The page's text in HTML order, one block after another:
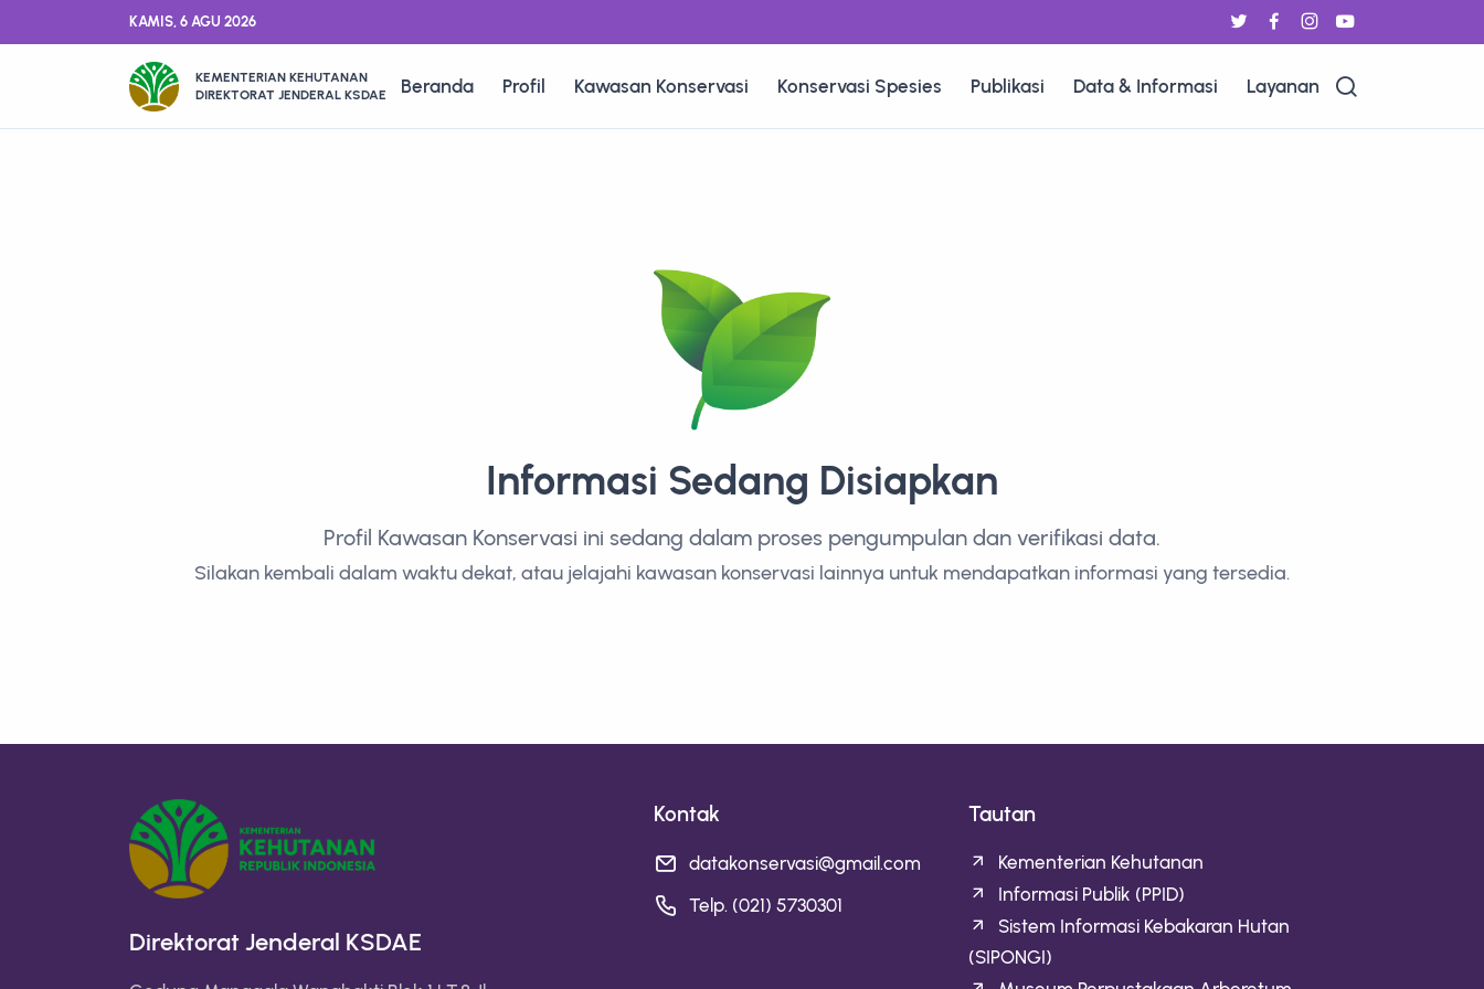
KAMIS, 6 AGU 2026
KEMENTERIAN KEHUTANAN
DIREKTORAT JENDERAL KSDAE
Beranda Profil Kawasan Konservasi Konservasi Spesies Publikasi Data & Informasi Layanan
Informasi Sedang Disiapkan
Profil Kawasan Konservasi ini sedang dalam proses pengumpulan dan verifikasi data.
Silakan kembali dalam waktu dekat, atau jelajahi kawasan konservasi lainnya untuk mendapatkan informasi yang tersedia.
Direktorat Jenderal KSDAE
Kontak
datakonservasi@gmail.com
Telp. (021) 5730301
Tautan
Kementerian Kehutanan
Informasi Publik (PPID)
Sistem Informasi Kebakaran Hutan
(SIPONGI)